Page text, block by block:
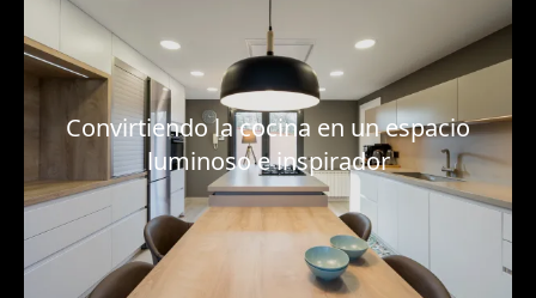
Convirtiendo la cocina en un espacio
luminoso e inspirador